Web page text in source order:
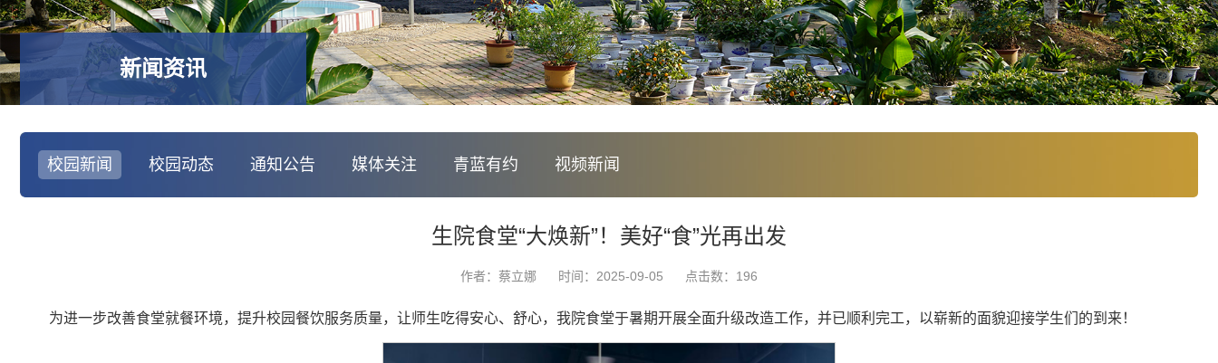
新闻资讯
校园新闻 校园动态 通知公告 媒体关注 青蓝有约 视频新闻
生院食堂“大焕新”！美好“食”光再出发
作者：蔡立娜 时间：2025-09-05 点击数： 196
为进一步改善食堂就餐环境，提升校园餐饮服务质量，让师生吃得安心、舒心，我院食堂于暑期开展全面升级改造工作，并已顺利完工，以崭新的面貌迎接学生们的到来！